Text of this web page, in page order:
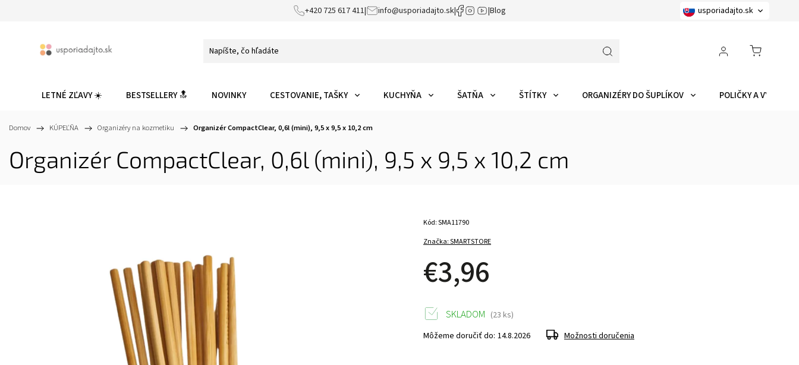
+420 725 617 411| info@usporiadajto.sk| |Blog usporiadajto.sk
LETNÉ ZĽAVY ☀️ BESTSELLERY 🔝 NOVINKY CESTOVANIE, TAŠKY KUCHYŇA ŠATŇA ŠTÍTKY ORGANIZÉRY DO ŠUPLÍKOV POLIČKY A
Domov / KÚPEĽŇA / Organizéry na kozmetiku / Organizér CompactClear, 0,6l (mini), 9,5 x 9,5 x 10,2 cm
Organizér CompactClear, 0,6l (mini), 9,5 x 9,5 x 10,2 cm
Značka:SMARTSTORE
€3,96
Kód:SMA11790
SKLADOM (23 ks)
Môžeme doručiť do: 14.8.2026 Možnosti doručenia